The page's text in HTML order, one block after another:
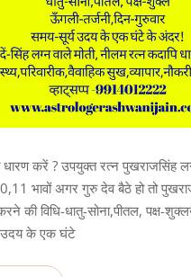
करें ? उपयुक्त रत्न पुखराजसिंह
भावों अगर गुरु देव बैठे हो तो
की विधि-धातु-सोना,पीतल, पक्ष-
उदय के एक घंटे